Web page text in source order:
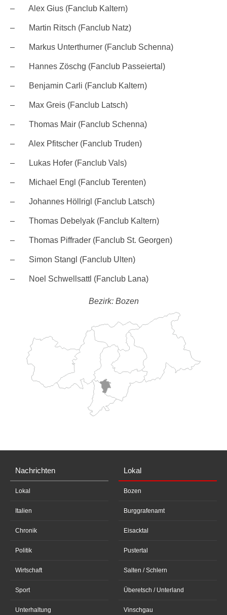
– Alex Gius (Fanclub Kaltern)
– Martin Ritsch (Fanclub Natz)
– Markus Unterthurner (Fanclub Schenna)
– Hannes Zöschg (Fanclub Passeiertal)
– Benjamin Carli (Fanclub Kaltern)
– Max Greis (Fanclub Latsch)
– Thomas Mair (Fanclub Schenna)
– Alex Pfitscher (Fanclub Truden)
– Lukas Hofer (Fanclub Vals)
– Michael Engl (Fanclub Terenten)
– Johannes Höllrigl (Fanclub Latsch)
– Thomas Debelyak (Fanclub Kaltern)
– Thomas Piffrader (Fanclub St. Georgen)
– Simon Stangl (Fanclub Ulten)
– Noel Schwellsattl (Fanclub Lana)
Bezirk: Bozen
Nachrichten
Lokal
Italien
Chronik
Politik
Wirtschaft
Sport
Unterhaltung
Lokal
Bozen
Burggrafenamt
Eisacktal
Pustertal
Salten / Schlern
Überetsch / Unterland
Vinschgau